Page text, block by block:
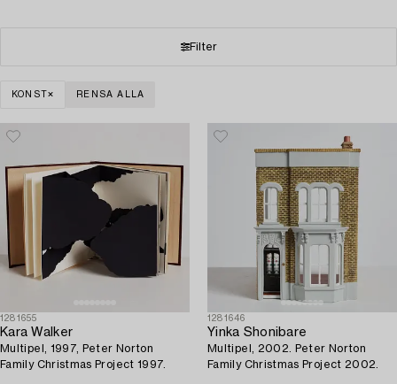
Filter
KONST RENSA ALLA
1281655
Kara Walker
Multipel, 1997, Peter Norton
Family Christmas Project 1997.
1281646
Yinka Shonibare
Multipel, 2002. Peter Norton
Family Christmas Project 2002.